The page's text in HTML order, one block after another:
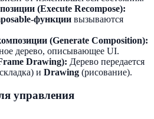
(Execute Recompose):
функции вызываются
(Generate Composition):
дерево, описывающее UI.
Drawing): Дерево передается
и Drawing (рисование).
управления